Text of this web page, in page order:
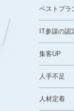
ベストプラ
IT参謀の認
集客UP
人手不足
人材定着